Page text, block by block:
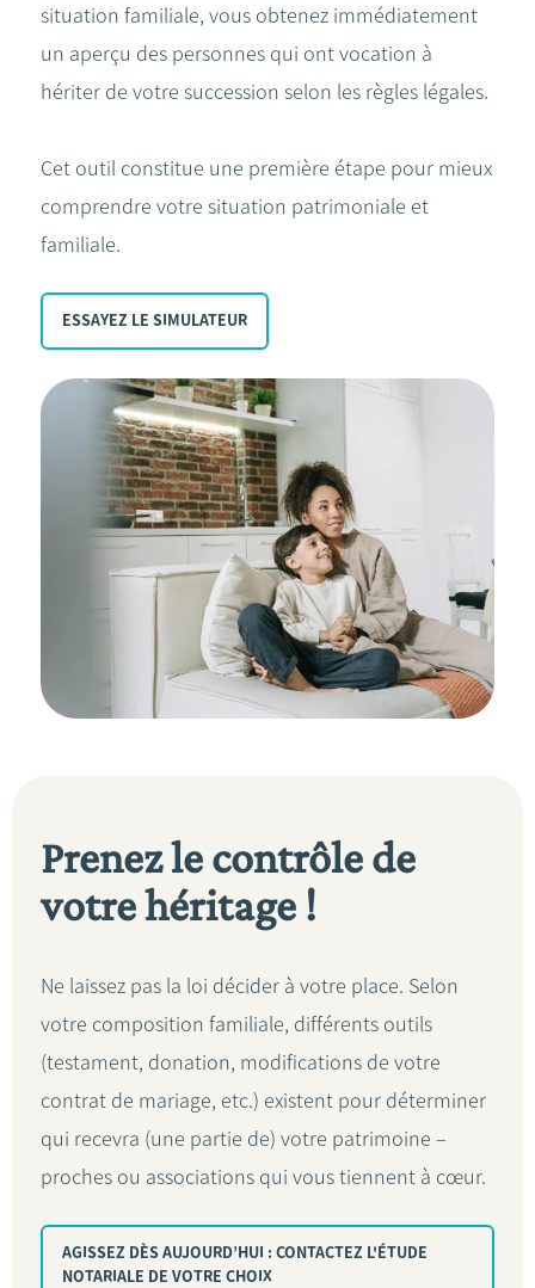
situation familiale, vous obtenez immédiatement
un aperçu des personnes qui ont vocation à
hériter de votre succession selon les règles légales.
Cet outil constitue une première étape pour mieux
comprendre votre situation patrimoniale et
familiale.
ESSAYEZ LE SIMULATEUR
Prenez le contrôle de
votre héritage !
Ne laissez pas la loi décider à votre place. Selon
votre composition familiale, différents outils
(testament, donation, modifications de votre
contrat de mariage, etc.) existent pour déterminer
qui recevra (une partie de) votre patrimoine –
proches ou associations qui vous tiennent à cœur.
AGISSEZ DÈS AUJOURD’HUI : CONTACTEZ L'ÉTUDE
NOTARIALE DE VOTRE CHOIX